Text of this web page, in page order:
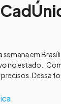
em
no estado.
Dessa